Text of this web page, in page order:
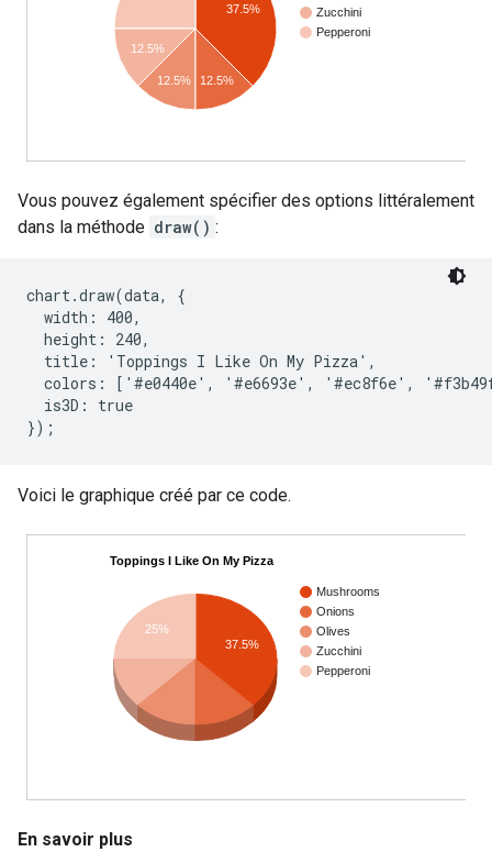
Vous pouvez également spécifier des options littéralement
dans la méthode draw() :
chart.draw(data, {
  width: 400,
  height: 240,
  title: 'Toppings I Like On My Pizza',
colors: ['#e0440e', '#e6693e', '#ec8f6e',
  is3D: true
Voici le graphique créé par ce code.
En savoir plus